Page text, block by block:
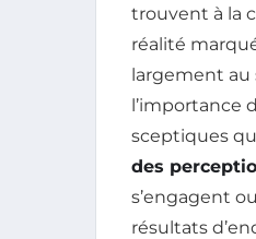
trouvent à la
réalité
largement au
l’importance
sceptiques
des
s’engagent
résultats